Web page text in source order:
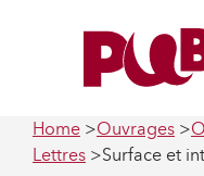
Home Ouvrages
Lettres
Surface et